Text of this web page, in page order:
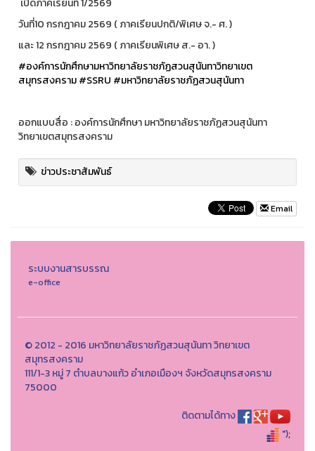
เปิดภาคเรียนที่ 1/2569
วันที่10 กรกฎาคม 2569 ( ภาคเรียนปกติ/พิเศษ จ.- ศ. )
และ 12 กรกฎาคม 2569 ( ภาคเรียนพิเศษ ส.- อา. )
#องค์การนักศึกษามหาวิทยาลัยราชภัฏสวนสุนันทาวิทยาเขต
สมุทรสงคราม#SSRU #มหาวิทยาลัยราชภัฏสวนสุนันทา
ออกแบบสื่อ : องค์การนักศึกษา มหาวิทยาลัยราชภัฏสวนสุนันทา
วิทยาเขตสมุทรสงคราม
ข่าวประชาสัมพันธ์
Email
ระบบงานสารบรรณ
e-office
© 2012 - 2016 มหาวิทยาลัยราชภัฏสวนสุนันทา วิทยาเขต
สมุทรสงคราม
111/1-3 หมู่ 7 ตำบลบางแก้ว อำเภอเมืองฯ จังหวัดสมุทรสงคราม
75000
ติดตามได้ทาง
");